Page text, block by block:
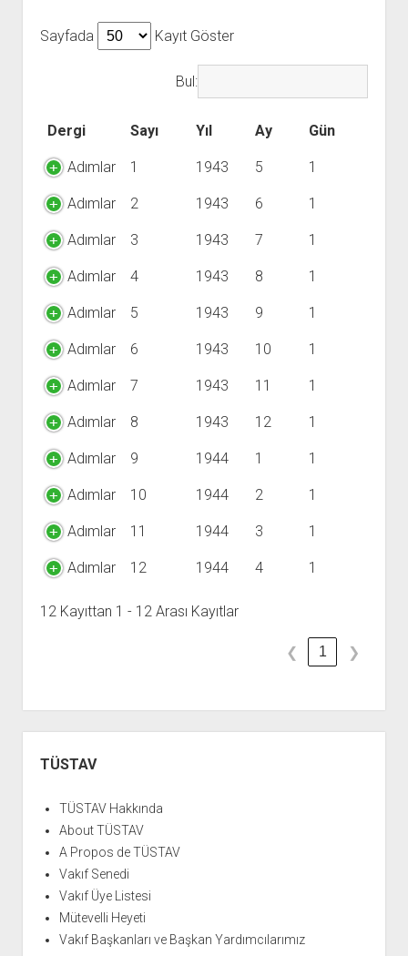
Sayfada Kayıt Göster
Bul:
Dergi Sayı Yıl Ay Gün
Adımlar 1 1943 5 1
Adımlar 2 1943 6 1
Adımlar 3 1943 7 1
Adımlar 4 1943 8 1
Adımlar 5 1943 9 1
Adımlar 6 1943 10 1
Adımlar 7 1943 11 1
Adımlar 8 1943 12 1
Adımlar 9 1944 1 1
Adımlar 10 1944 2 1
Adımlar 11 1944 3 1
Adımlar 12 1944 4 1
12 Kayıttan 1 - 12 Arası Kayıtlar
❮ 1 ❯
Menü
TÜSTAV
TÜSTAV Hakkında
About TÜSTAV
A Propos de TÜSTAV
Vakıf Senedi
Vakıf Üye Listesi
Mütevelli Heyeti
Vakıf Başkanları ve Başkan Yardımcılarımız